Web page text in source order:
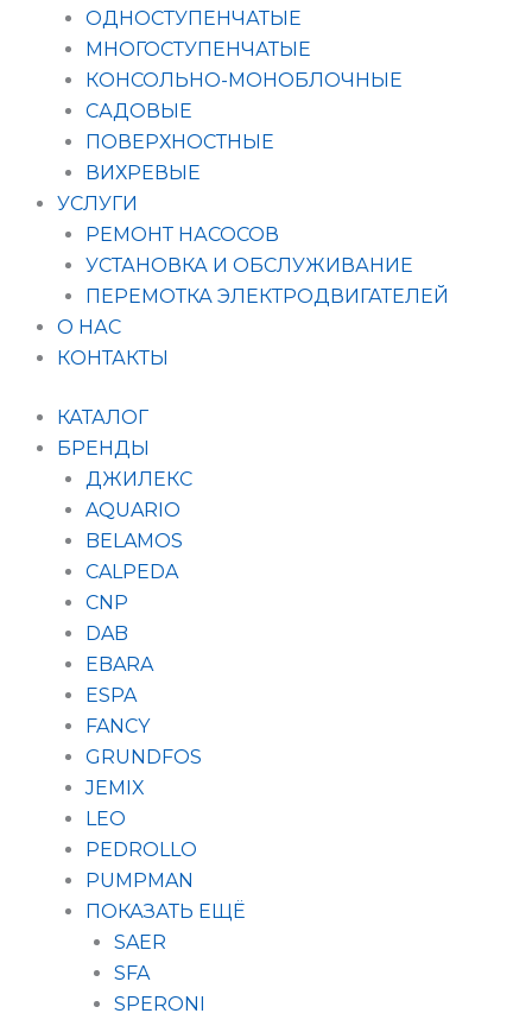
ОДНОСТУПЕНЧАТЫЕ
МНОГОСТУПЕНЧАТЫЕ
КОНСОЛЬНО-МОНОБЛОЧНЫЕ
САДОВЫЕ
ПОВЕРХНОСТНЫЕ
ВИХРЕВЫЕ
УСЛУГИ
РЕМОНТ НАСОСОВ
УСТАНОВКА И ОБСЛУЖИВАНИЕ
ПЕРЕМОТКА ЭЛЕКТРОДВИГАТЕЛЕЙ
О НАС
КОНТАКТЫ
КАТАЛОГ
БРЕНДЫ
ДЖИЛЕКС
AQUARIO
BELAMOS
CALPEDA
CNP
DAB
EBARA
ESPA
FANCY
GRUNDFOS
JEMIX
LEO
PEDROLLO
PUMPMAN
ПОКАЗАТЬ ЕЩЁ
SAER
SFA
SPERONI